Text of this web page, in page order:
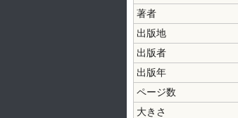
著者
出版地
出版者
出版年
ページ数
大きさ